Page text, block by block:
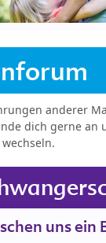
anderer
dich gerne an
wechseln.
uns ein